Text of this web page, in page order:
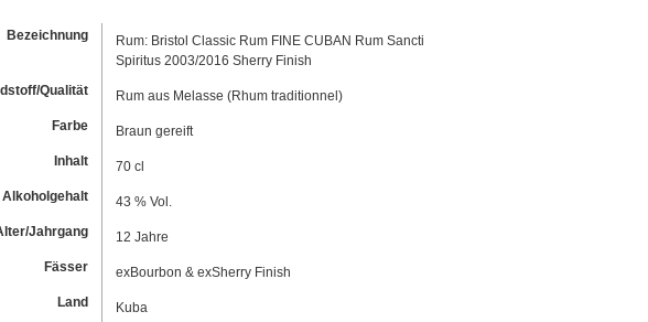
Bezeichnung
Rum: Bristol Classic Rum FINE CUBAN Rum Sancti
Spiritus 2003/2016 Sherry Finish
Qualität
Rum aus Melasse (Rhum traditionnel)
Farbe
Braun gereift
Inhalt
70 cl
Alkoholgehalt
43 % Vol.
Jahrgang
12 Jahre
Fässer
exBourbon & exSherry Finish
Land
Kuba